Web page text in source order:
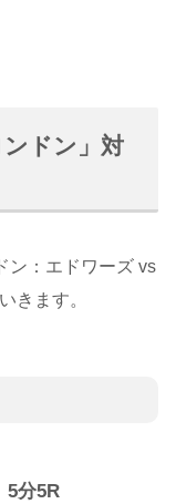
ンドン」対
ン：エドワーズ vs
きます。
分5R